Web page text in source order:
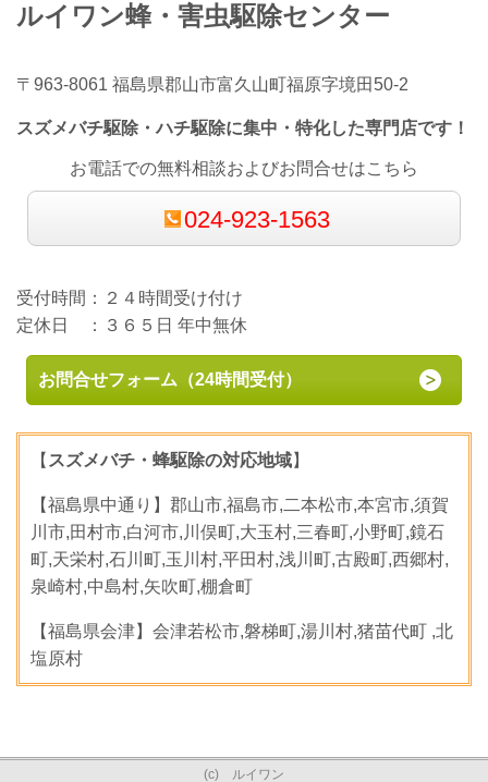
ルイワン蜂・害虫駆除センター
〒963-8061 福島県郡山市富久山町福原字境田50-2
スズメバチ駆除・ハチ駆除に集中・特化した専門店です！
お電話での無料相談およびお問合せはこちら
024-923-1563
受付時間：２４時間受け付け
定休日 ：３６５日 年中無休
お問合せフォーム（24時間受付）
【 スズメバチ・蜂駆除の対応地域】
【福島県中通り】郡山市,福島市,二本松市,本宮市,須賀
川市,田村市,白河市,川俣町,大玉村,三春町,小野町,鏡石
町,天栄村,石川町,玉川村,平田村,浅川町,古殿町,西郷村,
泉崎村,中島村,矢吹町,棚倉町
【福島県会津】会津若松市,磐梯町,湯川村,猪苗代町 ,北
塩原村
(c) ルイワン